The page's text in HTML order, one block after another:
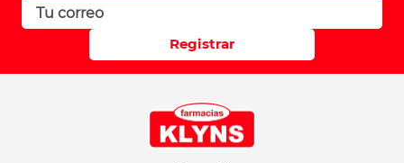
Registrar